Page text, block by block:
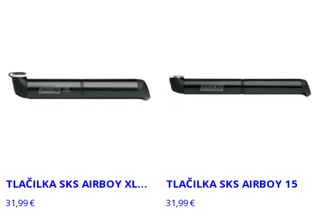
TLAČILKA SKS AIRBOY XL…
31,99€
TLAČILKA SKS AIRBOY 15
31,99€